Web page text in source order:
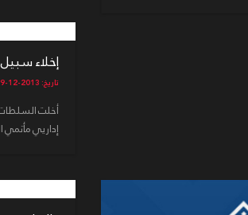
إخلاء
تاريخ: 2013-12-29 - 09:16 صباحاً - قراءات: 3750
إداريي